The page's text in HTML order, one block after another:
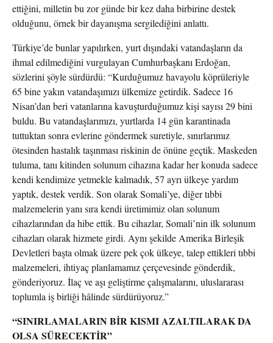
ettiğini, milletin bu zor günde bir kez daha birbirine destek
olduğunu, örnek bir dayanışma sergilediğini anlattı.
Türkiye’de bunlar yapılırken, yurt dışındaki vatandaşların da
ihmal edilmediğini vurgulayan Cumhurbaşkanı Erdoğan,
sözlerini şöyle sürdürdü: “Kurduğumuz havayolu köprüleriyle
65 bine yakın vatandaşımızı ülkemize getirdik. Sadece 16
Nisan’dan beri vatanlarına kavuşturduğumuz kişi sayısı 29 bini
buldu. Bu vatandaşlarımızı, yurtlarda 14 gün karantinada
tuttuktan sonra evlerine göndermek suretiyle, sınırlarımız
ötesinden hastalık taşınması riskinin de önüne geçtik. Maskeden
tuluma, tanı kitinden solunum cihazına kadar her konuda sadece
kendi kendimize yetmekle kalmadık, 57 ayrı ülkeye yardım
yaptık, destek verdik. Son olarak Somali’ye, diğer tıbbi
malzemelerin yanı sıra kendi üretimimiz olan solunum
cihazlarından da hibe ettik. Bu cihazlar, Somali’nin ilk solunum
cihazları olarak hizmete girdi. Aynı şekilde Amerika Birleşik
Devletleri başta olmak üzere pek çok ülkeye, talep ettikleri tıbbi
malzemeleri, ihtiyaç planlamamız çerçevesinde gönderdik,
gönderiyoruz. İlaç ve aşı geliştirme çalışmalarını, uluslararası
toplumla iş birliği hâlinde sürdürüyoruz.”
“SINIRLAMALARIN BİR KISMI AZALTILARAK DA
OLSA SÜRECEKTİR”